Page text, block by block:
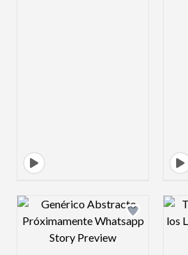
Design preview image